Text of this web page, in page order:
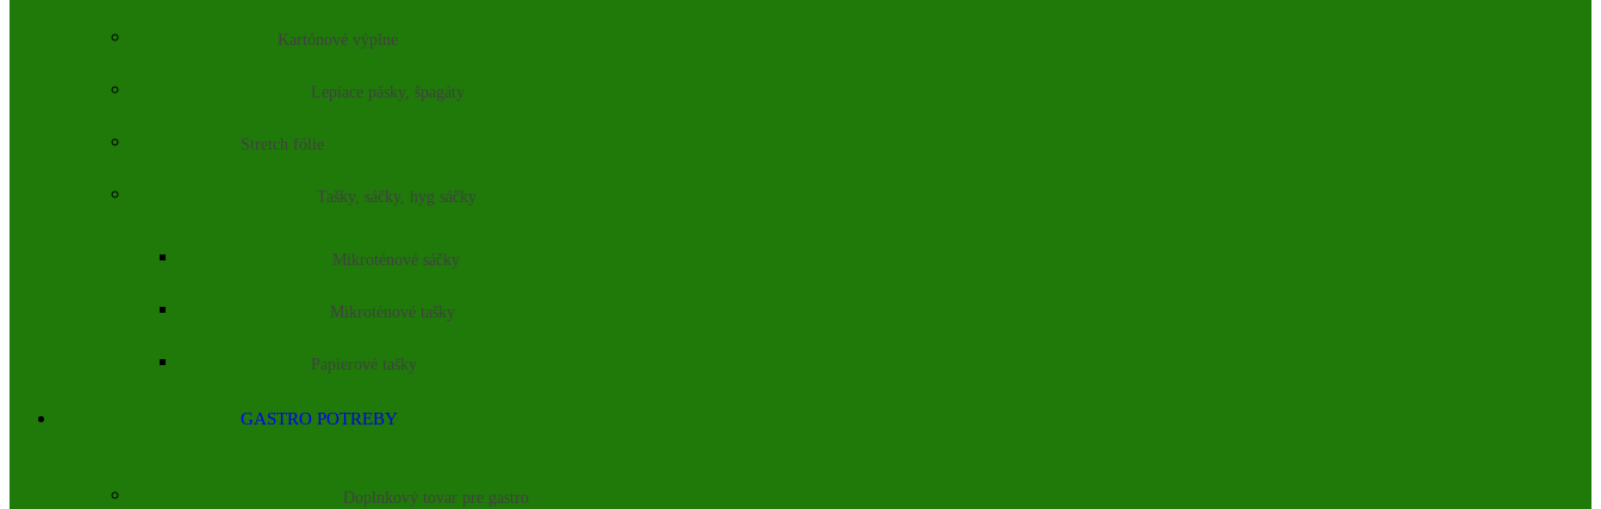
Kartónové výplne
Lepiace pásky, špagáty
Stretch fólie
Tašky, sáčky, hyg sáčky
Mikroténové sáčky
Mikroténové tašky
Papierové tašky
GASTRO POTREBY
Doplnkový tovar pre gastro